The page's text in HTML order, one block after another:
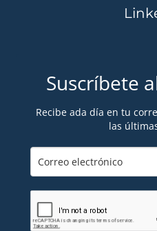
Suscríbete
Recibe ada día en tu
las